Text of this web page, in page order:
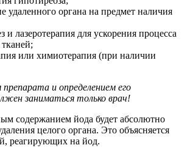
удаленного органа на предмет наличия
и лазеротерапия для ускорения процесса
или химиотерапия (при наличии
и определением его
заниматься только врач!
содержанием йода будет абсолютно
целого органа. Это объясняется
реагирующих на йод.